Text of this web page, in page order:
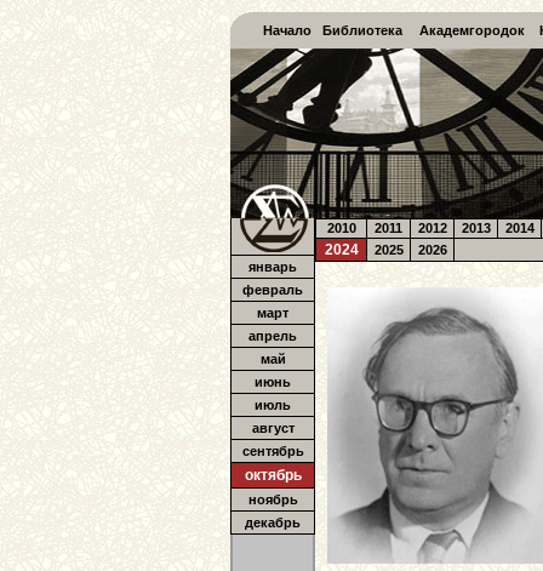
Начало Библиотека Академгородок
январь
февраль
март
апрель
май
июнь
июль
август
сентябрь
октябрь
ноябрь
декабрь
2010 2011 2012 2013 2014
2024 2025 2026